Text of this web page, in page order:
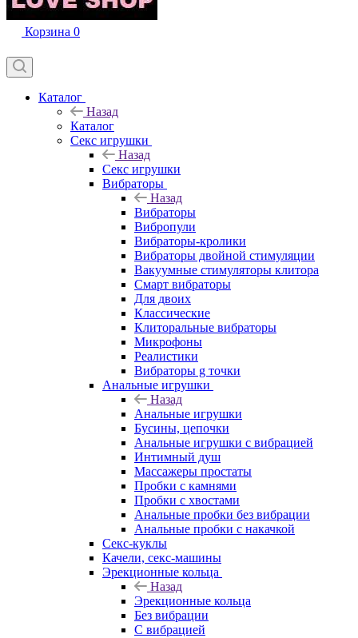
Корзина 0
Каталог
Назад
Каталог
Секс игрушки
Назад
Секс игрушки
Вибраторы
Назад
Вибраторы
Вибропули
Вибраторы-кролики
Вибраторы двойной стимуляции
Вакуумные стимуляторы клитора
Смарт вибраторы
Для двоих
Классические
Клиторальные вибраторы
Микрофоны
Реалистики
Вибраторы g точки
Анальные игрушки
Назад
Анальные игрушки
Бусины, цепочки
Анальные игрушки с вибрацией
Интимный душ
Массажеры простаты
Пробки с камнями
Пробки с хвостами
Анальные пробки без вибрации
Анальные пробки с накачкой
Секс-куклы
Качели, секс-машины
Эрекционные кольца
Назад
Эрекционные кольца
Без вибрации
С вибрацией